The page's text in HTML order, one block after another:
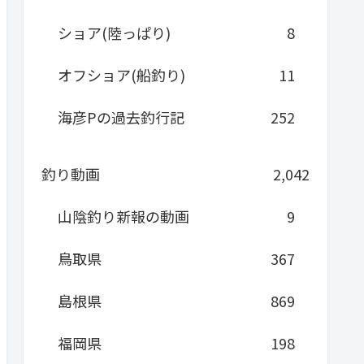
ショア(陸っぱり)
8
オフショア(船釣り)
11
海彦Pの過去釣行記
252
釣り動画
2,042
山陰釣り新報の動画
9
鳥取県
367
島根県
869
福岡県
198